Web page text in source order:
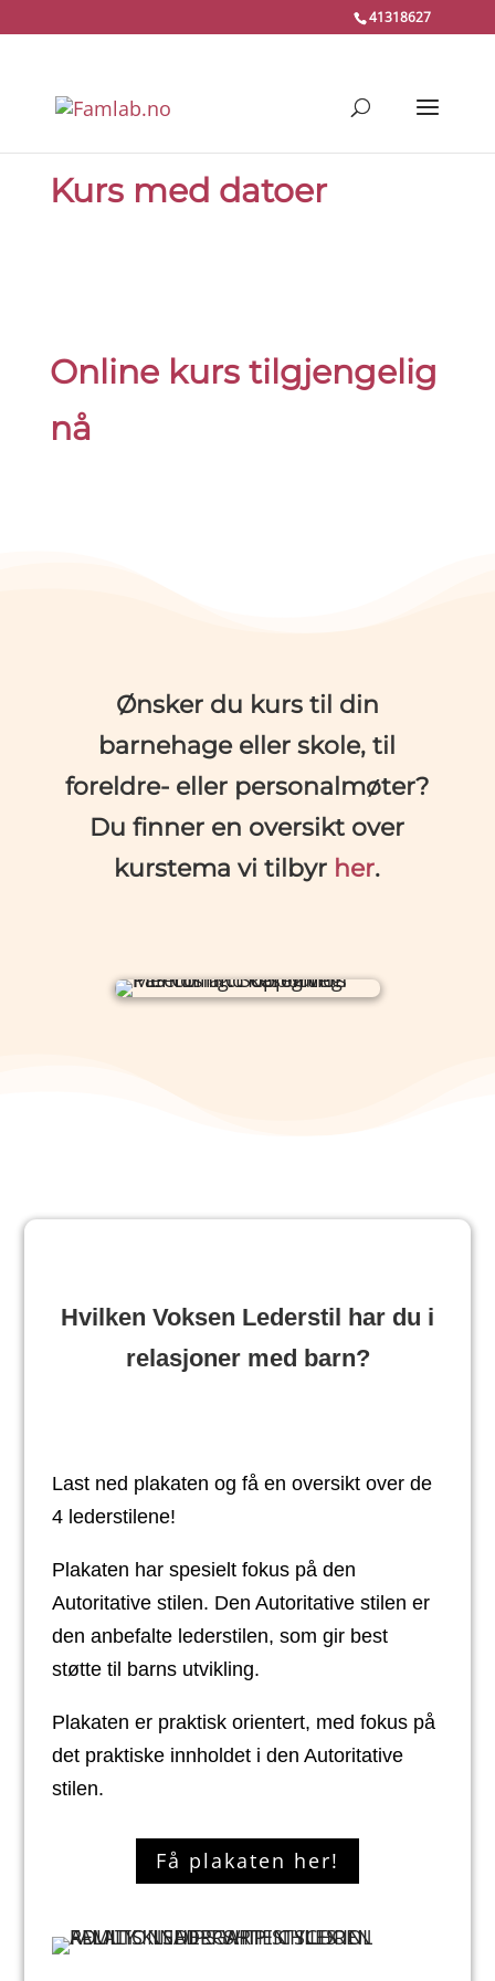
41318627
Kurs med datoer
Online kurs tilgjengelig
nå
Ønsker du kurs til din
barnehage eller skole, til
foreldre- eller personalmøter?
Du finner en oversikt over
kurstema vi tilbyr her.
Hvilken Voksen Lederstil har du i
relasjoner med barn?
Last ned plakaten og få en oversikt over de
4 lederstilene!
Plakaten har spesielt fokus på den
Autoritative stilen. Den Autoritative stilen er
den anbefalte lederstilen, som gir best
støtte til barns utvikling.
Plakaten er praktisk orientert, med fokus på
det praktiske innholdet i den Autoritative
stilen.
Få plakaten her!